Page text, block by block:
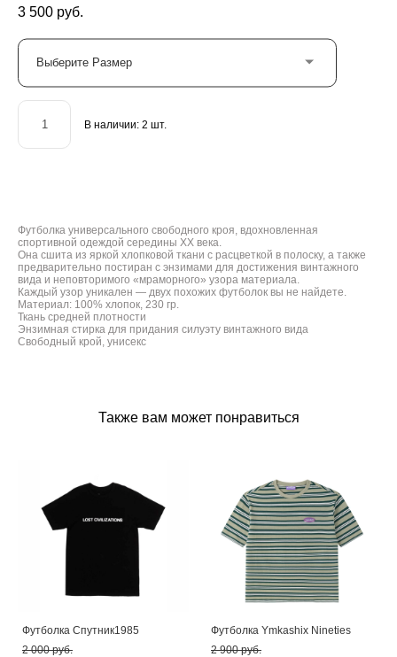
3 500 pуб.
Выберите Размер
В наличии: 2 шт.
Футболка универсального свободного кроя, вдохновленная
спортивной одеждой середины ХХ века.
Она сшита из яркой хлопковой ткани с расцветкой в полоску, а также
предварительно постиран с энзимами для достижения винтажного
вида и неповторимого «мраморного» узора материала.
Каждый узор уникален — двух похожих футболок вы не найдете.
Материал: 100% хлопок, 230 гр.
Ткань средней плотности
Энзимная стирка для придания силуэту винтажного вида
Свободный крой, унисекс
Также вам может понравиться
Футболка Спутник1985
2 000 pуб.
Футболка Ymkashix Nineties
2 900 pуб.